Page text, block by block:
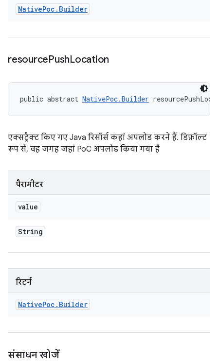
NativePoc . Builder
resourcePushLocation
public abstract NativePoc.Builder
एक्सट्रैक्ट किए गए Java रिसॉर्स कहां अपलोड करने हैं. डिफ़ॉल्ट
रूप से, वह जगह जहां PoC अपलोड किया गया है
पैरामीटर
value
String
रिटर्न
NativePoc . Builder
संसाधन खोजें